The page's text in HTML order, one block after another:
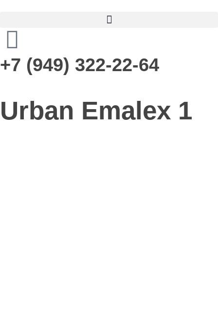
+7 (949) 322-22-64
Urban Emalex 1